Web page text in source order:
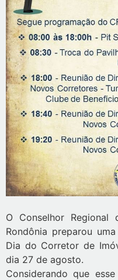
O Conselhor
Rondônia preparou
Dia do Corretor de
dia 27 de agosto.
Considerando que